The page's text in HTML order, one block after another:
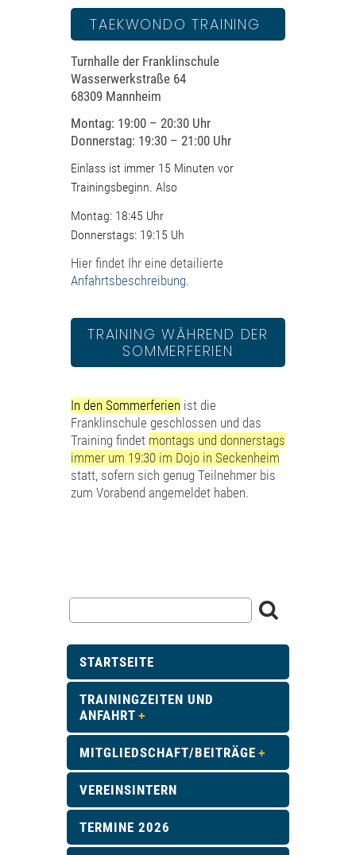
STARTSEITE
TRAININGZEITEN UND
ANFAHRT
MITGLIEDSCHAFT/BEITRÄGE
VEREINSINTERN
TERMINE 2026
TAEKWONDO TRAINING
Turnhalle der Franklinschule
Wasserwerkstraße 64
68309 Mannheim
Montag: 19:00 – 20:30 Uhr
Donnerstag: 19:30 – 21:00 Uhr
Einlass ist immer 15 Minuten vor
Trainingsbeginn. Also
Montag: 18:45 Uhr
Donnerstags: 19:15 Uh
Hier findet Ihr eine detailierte
Anfahrtsbeschreibung.
TRAINING WÄHREND DER
SOMMERFERIEN
In den Sommerferien ist die
Franklinschule geschlossen und das
Training findet montags und donnerstags
immer um 19:30 im Dojo in Seckenheim
statt, sofern sich genug Teilnehmer bis
zum Vorabend angemeldet haben.